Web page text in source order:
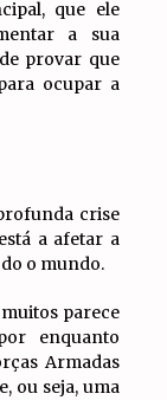
que ele
a sua
provar que
ocupar a
crise
a afetar a
o mundo.
parece
enquanto
Armadas
ou seja, uma